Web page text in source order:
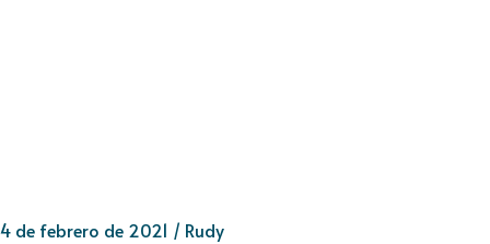
4 de febrero de 2021 / Rudy